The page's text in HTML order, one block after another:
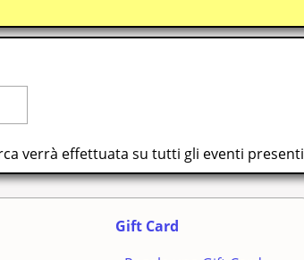
verrà effettuata su tutti gli eventi presenti
Gift Card